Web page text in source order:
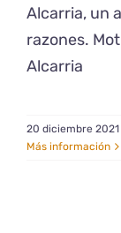
Alcarria, un
razones.
Alcarria
20 diciembre 2021
Más información